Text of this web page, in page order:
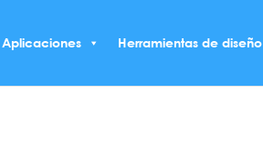
Aplicaciones Herramientas de diseño